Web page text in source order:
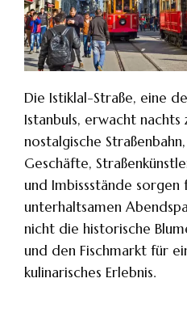
Die Istiklal-Straße, eine
Istanbuls, erwacht nachts
nostalgische
Geschäfte,
und Imbissstände sorgen
unterhaltsamen
nicht die historische
und den Fischmarkt für
kulinarisches Erlebnis.